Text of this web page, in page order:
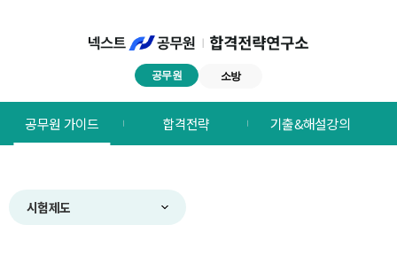
공무원 소방
합격전략연구소
메뉴
공무원 가이드 합격전략 기출&해설강의
시험제도